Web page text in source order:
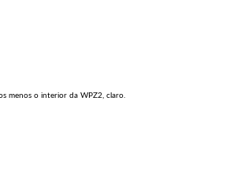
menos o interior da WPZ2, claro.